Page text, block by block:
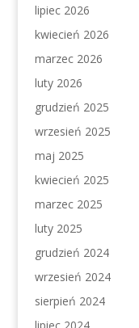
lipiec 2026
kwiecień 2026
marzec 2026
luty 2026
grudzień 2025
wrzesień 2025
maj 2025
kwiecień 2025
marzec 2025
luty 2025
grudzień 2024
wrzesień 2024
sierpień 2024